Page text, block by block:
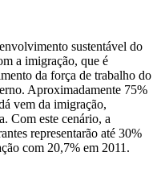
sustentável do
a imigração, que é
da força de trabalho do
Aproximadamente 75%
vem da imigração,
Com este cenário, a
representarão até 30%
com 20,7% em 2011.